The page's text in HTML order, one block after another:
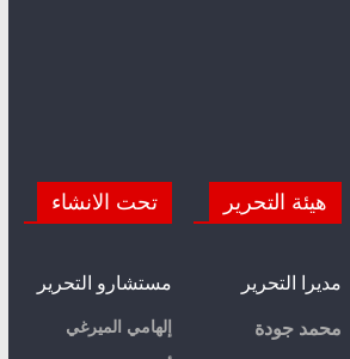
هيئة التحرير
مديرا التحرير
محمد جودة
تحت الانشاء
مستشارو التحرير
إلهامي الميرغي